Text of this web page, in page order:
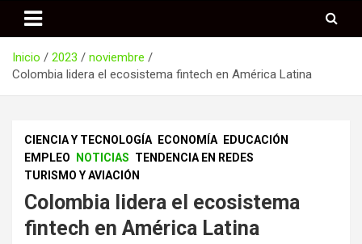
Inicio 2023
noviembre
Colombia lidera el ecosistema fintech en América Latina
CIENCIA Y TECNOLOGÍA ECONOMÍA
EDUCACIÓN
EMPLEO
NOTICIAS TENDENCIA EN REDES
TURISMO Y AVIACIÓN
Colombia lidera el ecosistema
fintech en América Latina